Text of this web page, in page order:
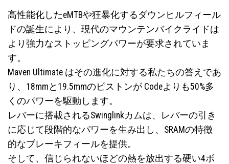
高性能化したeMTBや狂暴化するダウンヒルフィール
ドの誕生により、現代のマウンテンバイクライドは
より強力なストッピングパワーが要求されていま
す。
Maven Ultimate はその進化に対する私たちの答えであ
り、18mmと19.5mmのピストンが Codeよりも50%多
くのパワーを駆動します。
レバーに搭載されるSwinglinkカムは、レバーの引き
に応じて段階的なパワーを生み出し、SRAMの特徴
的なブレーキフィールを提供。
そして、信じられないほどの熱を放出する硬い4ボ